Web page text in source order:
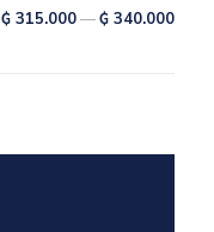
₲ 315.000—₲ 340.000